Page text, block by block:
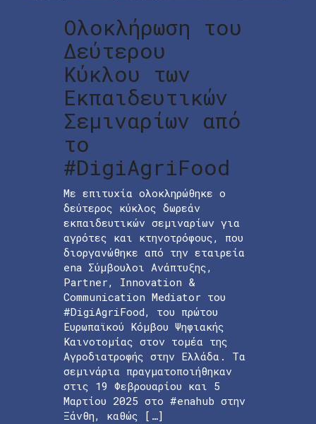
Ολοκλήρωση του
Δεύτερου
Κύκλου των
Εκπαιδευτικών
Σεμιναρίων από
το
#DigiAgriFood
Με επιτυχία ολοκληρώθηκε ο
δεύτερος κύκλος δωρεάν
εκπαιδευτικών σεμιναρίων για
αγρότες και κτηνοτρόφους, που
διοργανώθηκε από την εταιρεία
ena Σύμβουλοι Ανάπτυξης,
Partner, Innovation &
Communication Mediator του
#DigiAgriFood, του πρώτου
Ευρωπαϊκού Κόμβου Ψηφιακής
Καινοτομίας στον τομέα της
Αγροδιατροφής στην Ελλάδα. Τα
σεμινάρια πραγματοποιήθηκαν
στις 19 Φεβρουαρίου και 5
Μαρτίου 2025 στο #enahub στην
Ξάνθη, καθώς […]